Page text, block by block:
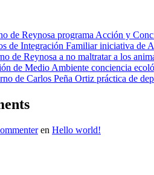
de Reynosa programa Acción y
de Integración Familiar iniciativa de
de Reynosa a no maltratar a los
de Medio Ambiente conciencia
de Carlos Peña Ortiz práctica de
en Hello world!